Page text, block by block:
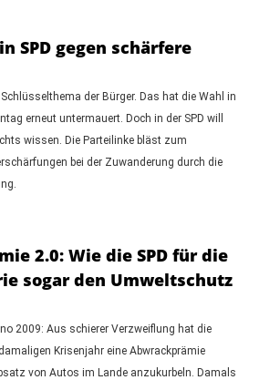
SPD gegen schärfere
der Bürger. Das hat die Wahl in
erneut untermauert. Doch in der SPD will
wissen. Die Parteilinke bläst zum
bei der Zuwanderung durch die
2.0: Wie die SPD für die
sogar den Umweltschutz
2009: Aus schierer Verzweiflung hat die
Krisenjahr eine Abwrackprämie
von Autos im Lande anzukurbeln. Damals